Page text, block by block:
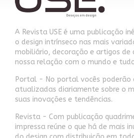
A Revista USE é uma publicação
o design intrínseco nas mais
mobiliário, decoração e artigos de
nossa relação com o mundo e
Portal - No portal vocês poderão
atualizadas diariamente sobre o
suas inovações e tendências.
Revista - Com publicação
impressa reúne o que há de mais